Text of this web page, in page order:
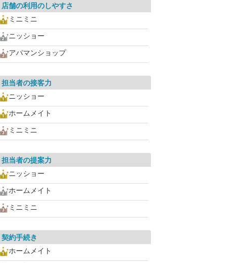
店舗の利用のしやすさ
ミニミニ
ニッショー
アパマンショップ
担当者の接客力
ニッショー
ホームメイト
ミニミニ
担当者の提案力
ニッショー
ホームメイト
ミニミニ
契約手続き
ホームメイト